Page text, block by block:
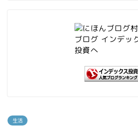
生活